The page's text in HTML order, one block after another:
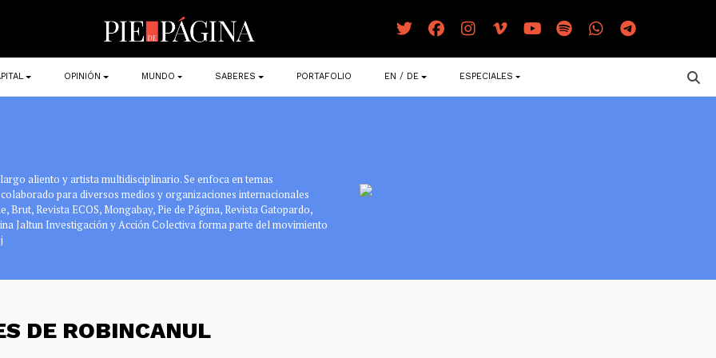
OPINIÓN MUNDO SABERES PORTAFOLIO EN / DE ESPECIALES
aliento y artista multidisciplinario. Se enfoca en temas
para diversos medios y organizaciones internacionales
Revista ECOS, Mongabay, Pie de Página, Revista Gatopardo,
Jaltun Investigación y Acción Colectiva forma parte del movimiento
DE ROBINCANUL